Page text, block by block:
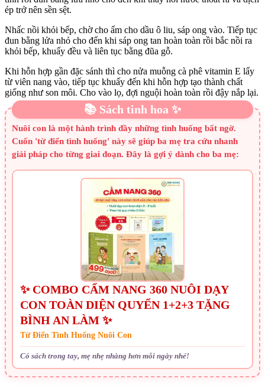
ép trở nên sền sệt.
Nhấc nồi khỏi bếp, chờ cho ấm cho dầu ô liu, sáp ong vào. Tiếp tục
đun bằng lửa nhỏ cho đến khi sáp ong tan hoàn toàn rồi bắc nồi ra
khỏi bếp, khuấy đều và liên tục bằng đũa gỗ.
Khi hỗn hợp gần đặc sánh thì cho nửa muỗng cà phê vitamin E lấy
từ viên nang vào, tiếp tục khuấy đến khi hỗn hợp tạo thành chất
giống như son môi. Cho vào lọ, đợi nguội hoàn toàn rồi đậy nắp lại.
📚 Sách tinh hoa ✨
Nuôi con là một hành trình đầy những tình huống bất ngờ.
Cuốn 'từ điển tình huống' này sẽ giúp ba mẹ tra cứu nhanh
giải pháp cho từng giai đoạn. Đây là gợi ý dành cho ba mẹ:
✨ COMBO CẨM NANG 360 NUÔI DẠY
CON TOÀN DIỆN QUYỂN 1+2+3 TẶNG
BÌNH AN LÀM ✨
Từ Điển Tình Huống Nuôi Con
Có sách trong tay, mẹ nhẹ nhàng hơn mỗi ngày nhé!